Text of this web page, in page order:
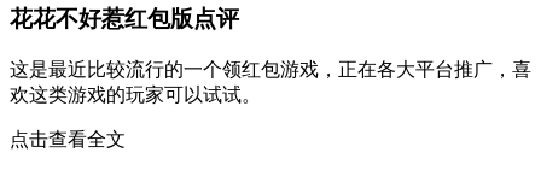
花花不好惹红包版点评
这是最近比较流行的一个领红包游戏，正在各大平台推广，喜
欢这类游戏的玩家可以试试。
点击查看全文